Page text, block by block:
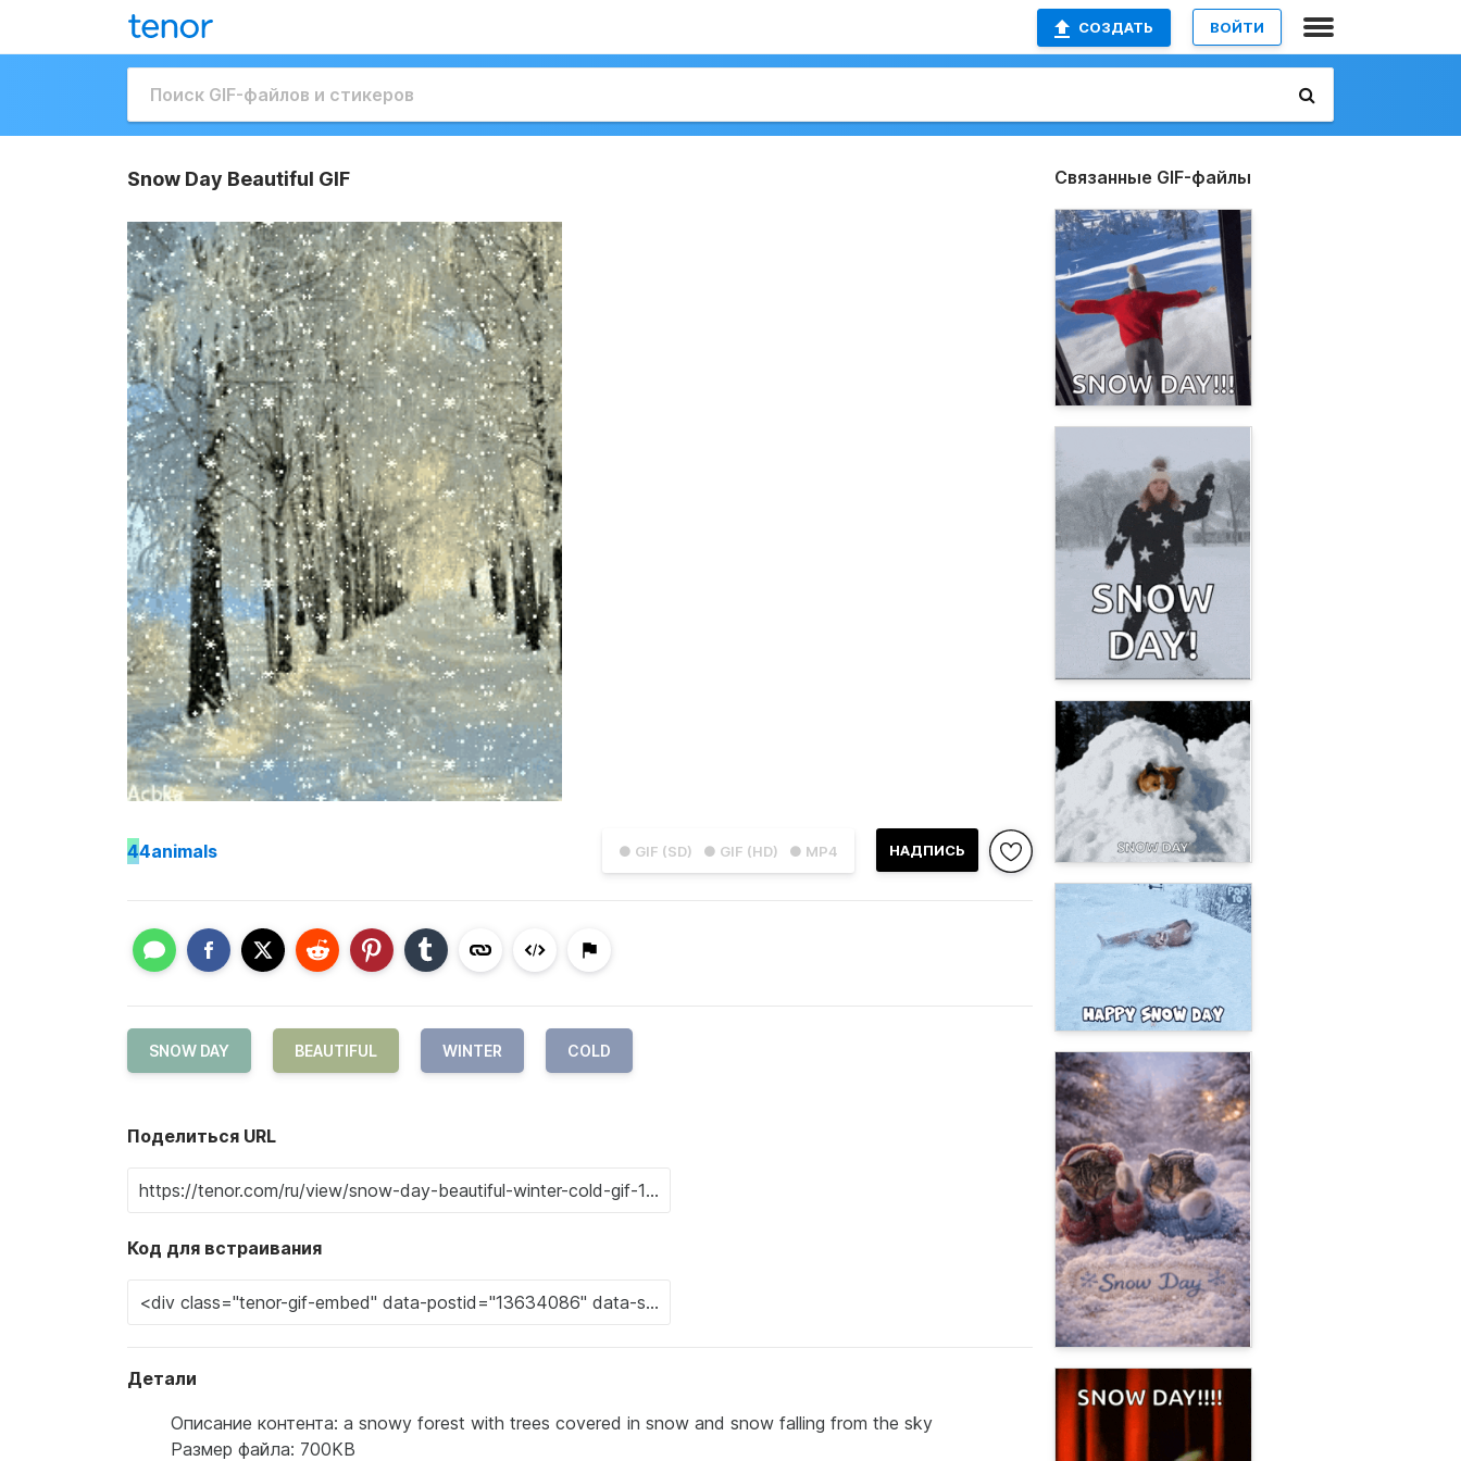
СОЗДАТЬ ВОЙТИ
Snow Day Beautiful GIF
● GIF (SD) ● GIF (HD) ● MP4 НАДПИСЬ
44animals
SNOW DAY BEAUTIFUL WINTER COLD
Поделиться URL
Код для встраивания
Детали
Описание контента: a snowy forest with trees covered in snow and snow falling from the sky
Размер файла: 700KB
Связанные GIF-файлы